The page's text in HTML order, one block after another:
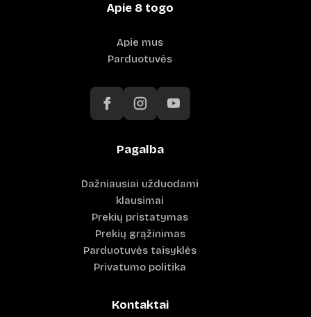
Apie 8 togo
Apie mus
Parduotuvės
Pagalba
Dažniausiai užduodami
klausimai
Prekių pristatymas
Prekių grąžinimas
Parduotuvės taisyklės
Privatumo politika
Kontaktai